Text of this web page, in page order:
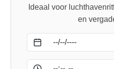
Ideaal voor
en